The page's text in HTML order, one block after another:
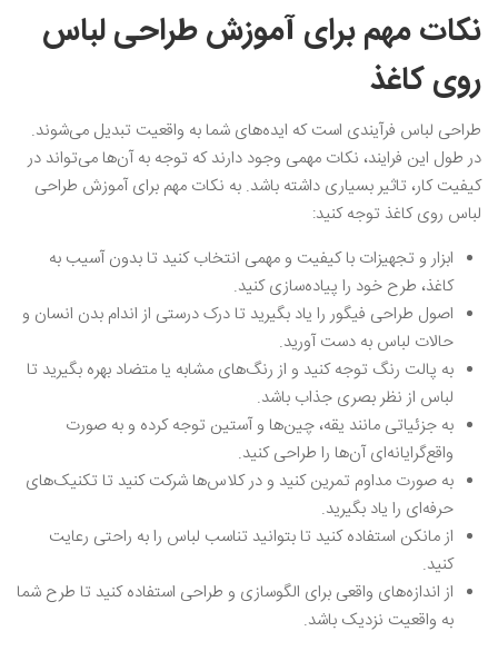
نکات مهم برایآموزش طراحی لباس
روی کاغذ
طراحی لباس فرآیندی است که ایده‌های شما به واقعیت تبدیل می‌شوند.
در طول این فرایند، نکات مهمی وجود دارند که توجه به آن‌ها می‌تواند در
کیفیت کار، تاثیر بسیاری داشته باشد. به نکات مهم برای آموزش طراحی
لباس روی کاغذ توجه کنید:
ابزار و تجهیزات با کیفیت و مهمی انتخاب کنید تا بدون آسیب به
کاغذ، طرح خود را پیاده‌سازی کنید.
اصول طراحی فیگور را یاد بگیرید تا درک درستی از اندام بدن انسان و
حالات لباس به دست آورید.
به پالت رنگ توجه کنید و از رنگ‌های مشابه یا متضاد بهره بگیرید تا
لباس از نظر بصری جذاب باشد.
به جزئیاتی مانند یقه، چین‌ها و آستین توجه کرده و به صورت
واقع‌گرایانه‌ای آن‌ها را طراحی کنید‌.
به صورت مداوم تمرین کنید و در کلاس‌ها شرکت کنید تا تکنیک‌های
حرفه‌ای را یاد بگیرید.
از مانکن استفاده کنید تا بتوانید تناسب لباس را به راحتی رعایت
کنید.
از اندازه‌های واقعی برای الگوسازی و طراحی استفاده کنید تا طرح شما
به واقعیت نزدیک باشد.